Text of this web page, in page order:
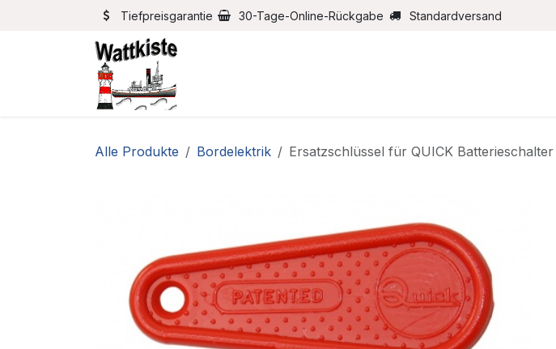
Zum Inhalt springenTiefpreisgarantie 30-Tage-Online-Rückgabe Standardversand
Alle Produkte Bordelektrik Ersatzschlüssel für QUICK Batterieschalter